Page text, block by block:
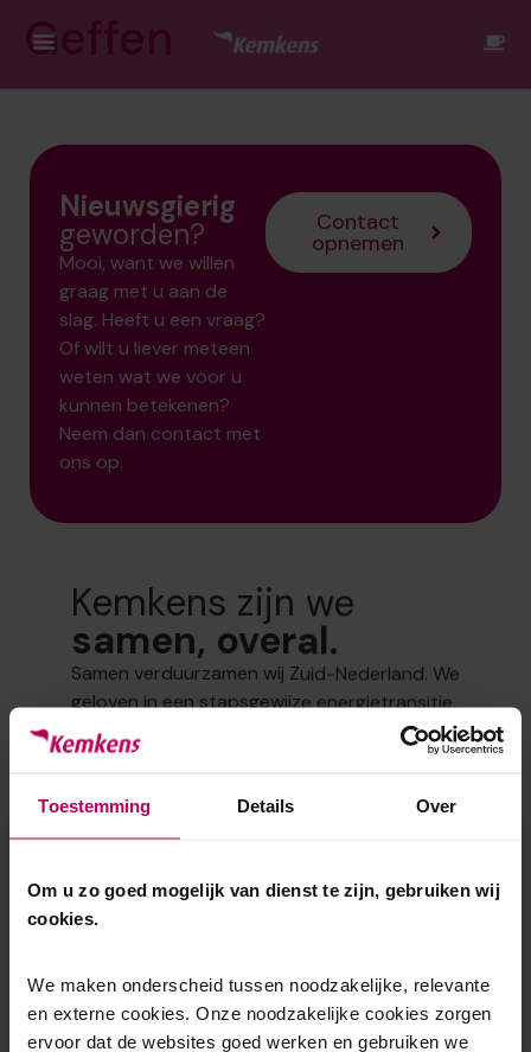
Toestemming Details Over
Om u zo goed mogelijk van dienst te zijn, gebruiken wij
cookies.
We maken onderscheid tussen noodzakelijke, relevante
en externe cookies. Onze noodzakelijke cookies zorgen
ervoor dat de websites goed werken en gebruiken we
Geffen
Nieuwsgierig
geworden?
Mooi, want we willen
graag met u aan de
slag. Heeft u een vraag?
Of wilt u liever meteen
weten wat we voor u
kunnen betekenen?
Neem dan contact met
ons op.
Contact
opnemen
Kemkens zijn we
samen, overal.
Samen verduurzamen wij Zuid-Nederland. We
geloven in een stapsgewijze energietransitie,
door slim gebruik te maken van
bewezen oplossingen.
Dat doen we vanuit 14 locaties in Midden-
en Zuid-Nederland
Koudekerke, Hulst,
Bergen op Zoom, Nieuwegein, Geffen,
Terblijt, Zevenaar en Winterswijk), met overal
weer andere
expertises.